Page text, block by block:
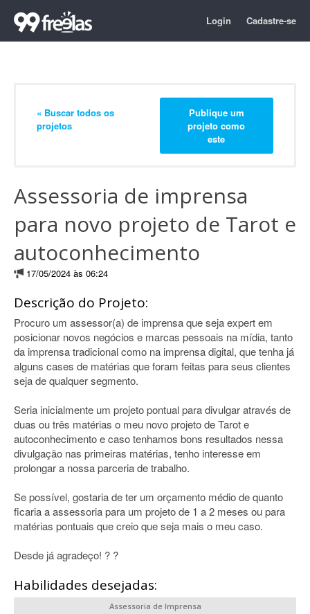
Login Cadastre-se
« Buscar todos os
projetos
Publique um
projeto como
este
Assessoria de imprensa
para novo projeto de Tarot e
autoconhecimento
17/05/2024 às 06:24
Descrição do Projeto:
Procuro um assessor(a) de imprensa que seja expert em
posicionar novos negócios e marcas pessoais na mídia, tanto
da imprensa tradicional como na imprensa digital, que tenha já
alguns cases de matérias que foram feitas para seus clientes
seja de qualquer segmento.
Seria inicialmente um projeto pontual para divulgar através de
duas ou três matérias o meu novo projeto de Tarot e
autoconhecimento e caso tenhamos bons resultados nessa
divulgação nas primeiras matérias, tenho interesse em
prolongar a nossa parceria de trabalho.
Se possível, gostaria de ter um orçamento médio de quanto
ficaria a assessoria para um projeto de 1 a 2 meses ou para
matérias pontuais que creio que seja mais o meu caso.
Desde já agradeço! ? ?
Habilidades desejadas:
Assessoria de Imprensa